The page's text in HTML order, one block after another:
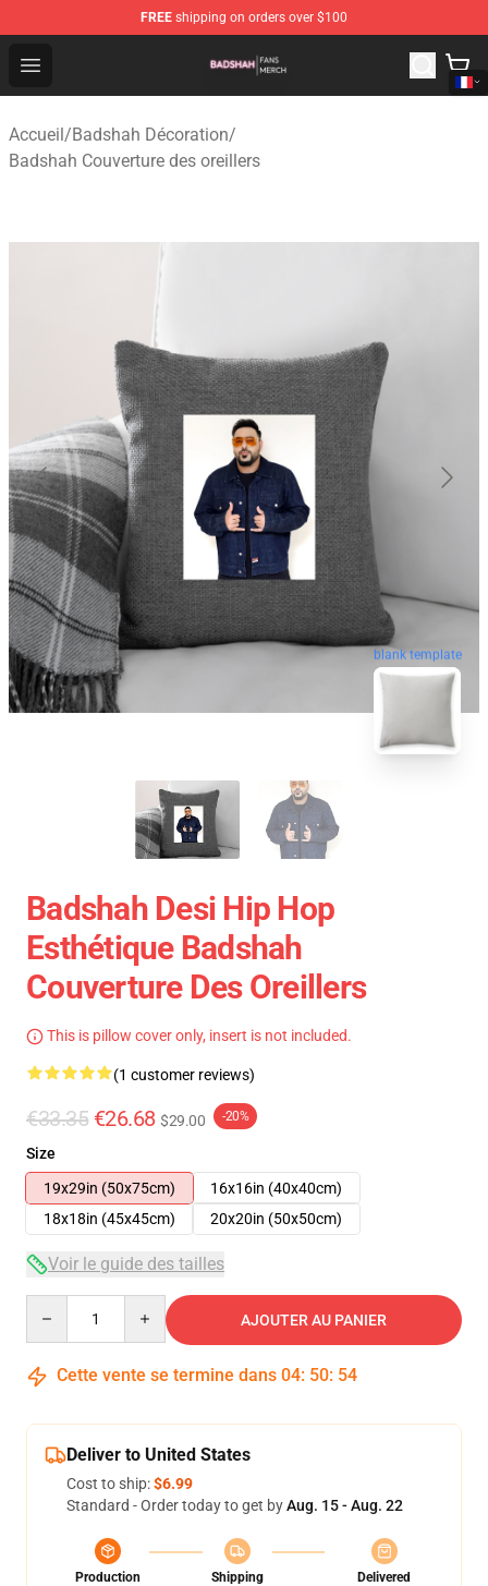
FREE shipping on orders over $100
Open menu
Badshah Shop - Official Badshah Merchandise Store
Accueil/Badshah Décoration/
Badshah Couverture des oreillers
blank template
Badshah Desi Hip Hop
Esthétique Badshah
Couverture Des Oreillers
This is pillow cover only, insert is not included.
(1 customer reviews)
€33.35 €26.68 $29.00 -20%
Size
19x29in (50x75cm)
16x16in (40x40cm)
18x18in (45x45cm)
20x20in (50x50cm)
Voir le guide des tailles
AJOUTER AU PANIER
Cette vente se termine dans 04: 50: 54
Deliver to United States
Cost to ship:$6.99
Standard - Order today to get byAug. 15 - Aug. 22
Production
Shipping
Delivered